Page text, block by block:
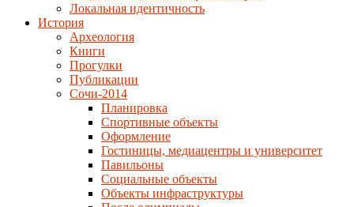
Локальная идентичность
История
Археология
Книги
Прогулки
Публикации
Сочи-2014
Планировка
Спортивные объекты
Оформление
Гостиницы, медиацентры и университет
Павильоны
Социальные объекты
Объекты инфраструктуры